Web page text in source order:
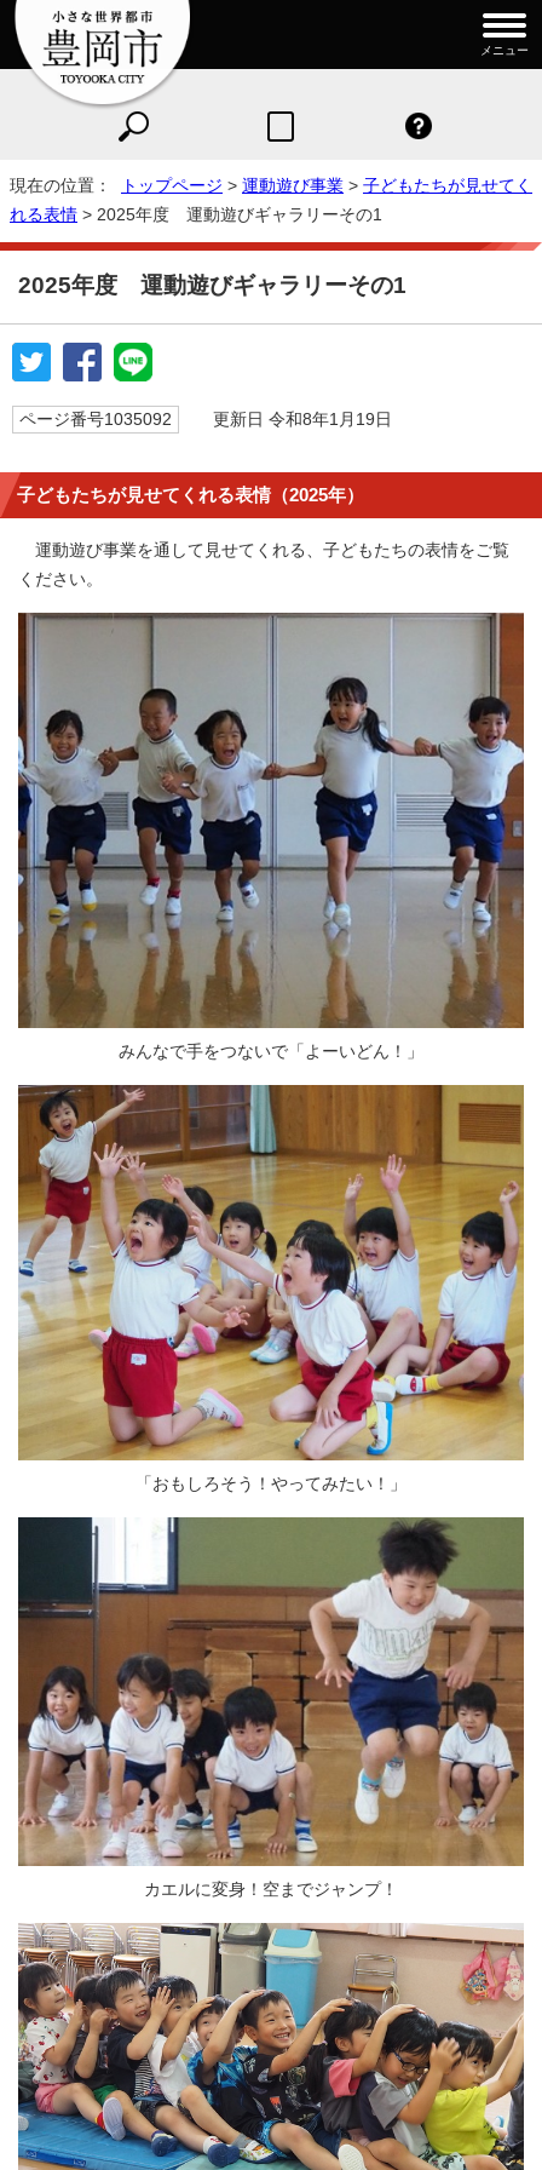
メニュー
現在の位置： トップページ > 運動遊び事業 > 子どもたちが見せてく
れる表情 > 2025年度 運動遊びギャラリーその1
2025年度 運動遊びギャラリーその1
ページ番号1035092 更新日 令和8年1月19日
子どもたちが見せてくれる表情（2025年）
運動遊び事業を通して見せてくれる、子どもたちの表情をご覧
ください。
みんなで手をつないで「よーいどん！」
「おもしろそう！やってみたい！」
カエルに変身！空までジャンプ！